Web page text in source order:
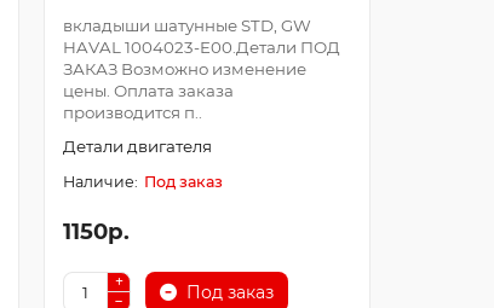
вкладыши шатунные STD, GW
HAVAL 1004023-E00.Детали ПОД
ЗАКАЗ Возможно изменение
цены. Оплата заказа
производится п..
Детали двигателя
Под заказ
1150р.
Под заказ